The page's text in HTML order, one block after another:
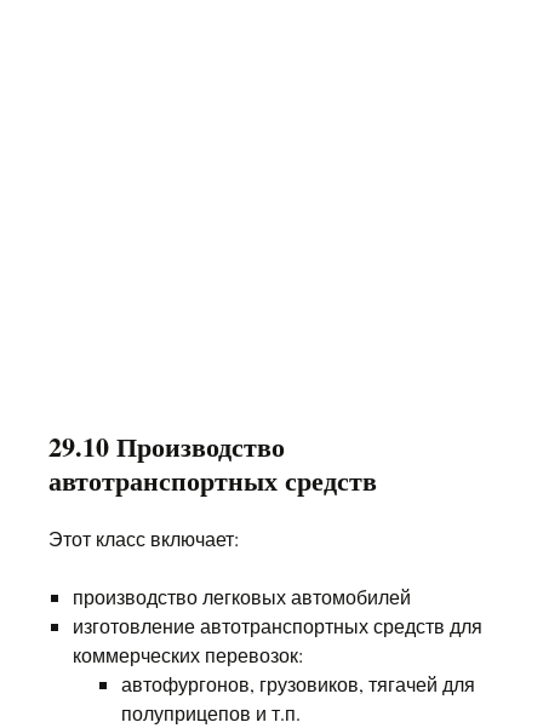
29.10 Производство
автотранспортных средств
Этот класс включает:
производство легковых автомобилей
изготовление автотранспортных средств для
коммерческих перевозок:
автофургонов, грузовиков, тягачей для
полуприцепов и т.п.